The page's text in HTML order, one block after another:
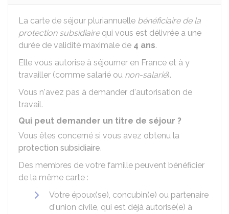
La carte de séjour pluriannuelle bénéficiaire de la
protection subsidiairequi vous est délivrée a une
durée de validité maximale de 4 ans.
Elle vous autorise à séjourner en France et à y
travailler (comme salarié ou non-salarié).
Vous n'avez pas à demander d'autorisation de
travail.
Qui peut demander un titre de séjour ?
Vous êtes concerné si vous avez obtenu la
protection subsidiaire.
Des membres de votre famille peuvent bénéficier
de la même carte :
Votre époux(se), concubin(e) ou partenaire
d'union civile, qui est déjà autorisé(e) à